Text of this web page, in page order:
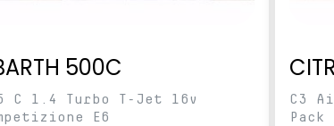
500C
C 1.4 Turbo T-Jet 16v
E6
C3
Pack